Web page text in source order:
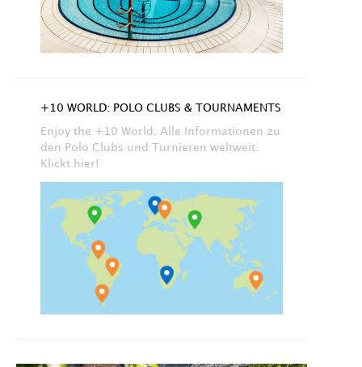
+10 WORLD: POLO CLUBS & TOURNAMENTS
Enjoy the +10 World. Alle Informationen zu
den Polo Clubs und Turnieren weltweit.
Klickt hier!